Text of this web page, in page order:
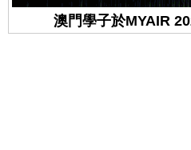
澳門學子於MYAIR